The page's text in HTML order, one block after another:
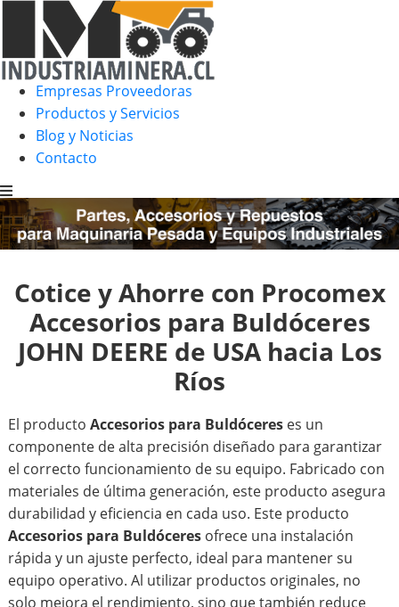
Empresas Proveedoras
Productos y Servicios
Blog y Noticias
Contacto
Cotice y Ahorre con Procomex
Accesorios para Buldóceres
JOHN DEERE de USA hacia Los
Ríos
El producto Accesorios para Buldóceres es un
componente de alta precisión diseñado para garantizar
el correcto funcionamiento de su equipo. Fabricado con
materiales de última generación, este producto asegura
durabilidad y eficiencia en cada uso. Este producto
Accesorios para Buldóceres ofrece una instalación
rápida y un ajuste perfecto, ideal para mantener su
equipo operativo. Al utilizar productos originales, no
solo mejora el rendimiento, sino que también reduce